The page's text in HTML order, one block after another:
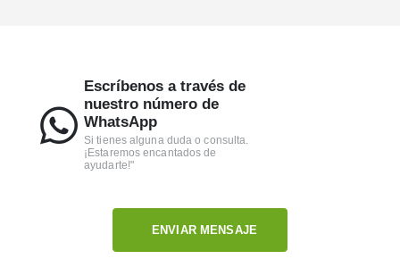
Escríbenos a través de
nuestro número de
WhatsApp
Si tienes alguna duda o consulta.
¡Estaremos encantados de
ayudarte!"
ENVIAR MENSAJE